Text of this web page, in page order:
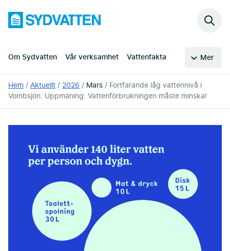
huvudinnehållet
Sydvatten
Om Sydvatten Vår verksamhet Vattenfakta Mer
Sök
Du
är
här:
Hem Aktuellt 2026 Mars
Fortfarande låg vattennivå i
Vombsjön. Uppmaning: Vattenförbrukningen måste minska!